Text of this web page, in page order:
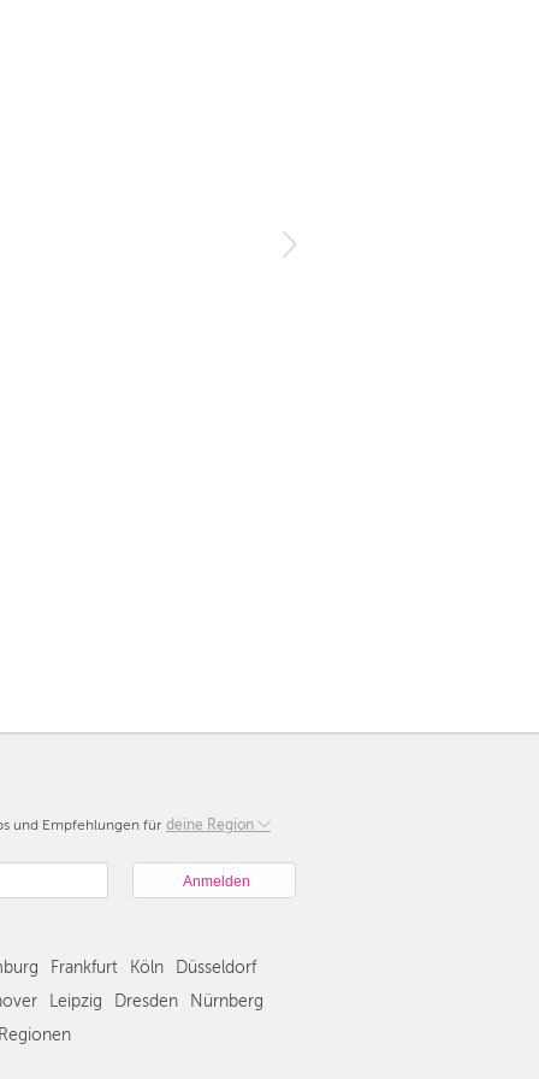
und Empfehlungen für deine Region
Berlin
Hamburg
Düsseldorf
Stuttgart
Frankfurt Köln
Düsseldorf
Leipzig Dresden
Nürnberg